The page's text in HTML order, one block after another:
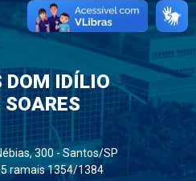
DOM IDÍLIO
300 - Santos/SP
ramais 1354/1384